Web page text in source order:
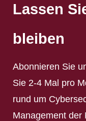
Lassen
bleiben
Abonnieren Sie
Sie 2-4 Mal pro
rund um
Management der